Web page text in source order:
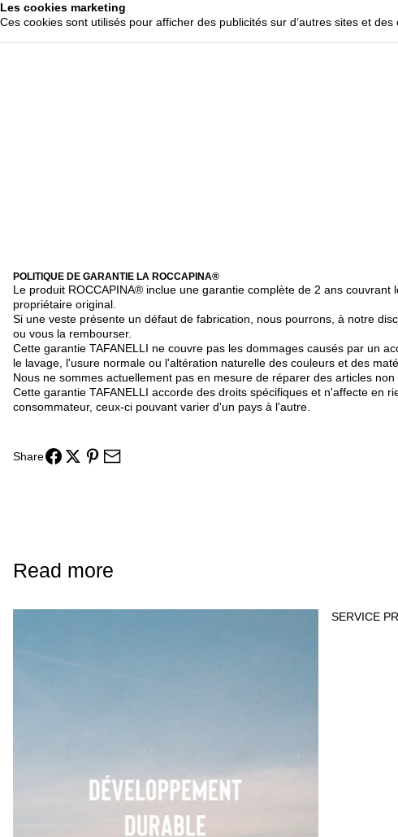
Les cookies marketing
Ces cookies sont utilisés pour afficher des publicités sur d’autres sites et
POLITIQUE DE GARANTIE LA ROCCAPINA®
Le produit ROCCAPINA® inclue une garantie complète de 2 ans
propriétaire original.
Si une veste présente un défaut de fabrication, nous pourrons, à notre
ou vous la rembourser.
Cette garantie TAFANELLI ne couvre pas les dommages causés par un
le lavage, l'usure normale ou l'altération naturelle des couleurs et des
Nous ne sommes actuellement pas en mesure de réparer des articles
Cette garantie TAFANELLI accorde des droits spécifiques et n'affecte en
consommateur, ceux-ci pouvant varier d'un pays à l'autre.
Share
Read more
SERVICE